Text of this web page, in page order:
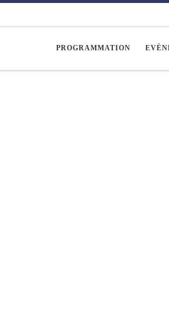
PROGRAMMATION